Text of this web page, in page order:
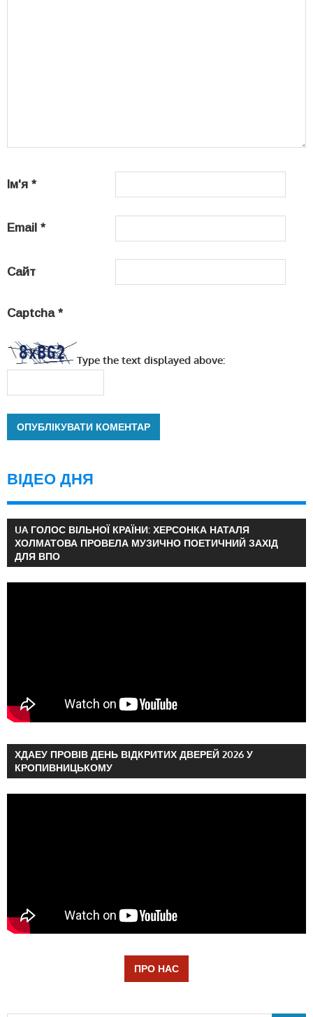
Ім'я *
Email *
Сайт
Captcha *
Type the text displayed above:
ВІДЕО ДНЯ
UA ГОЛОС ВІЛЬНОЇ КРАЇНИ: ХЕРСОНКА НАТАЛЯ
ХОЛМАТОВА ПРОВЕЛА МУЗИЧНО ПОЕТИЧНИЙ ЗАХІД
ДЛЯ ВПО
ХДАЕУ ПРОВІВ ДЕНЬ ВІДКРИТИХ ДВЕРЕЙ 2026 У
КРОПИВНИЦЬКОМУ
ПРО НАС